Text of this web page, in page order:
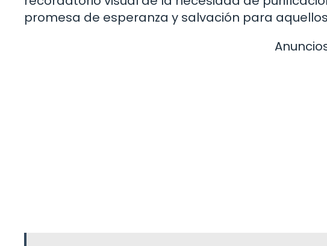
promesa de esperanza y salvación para